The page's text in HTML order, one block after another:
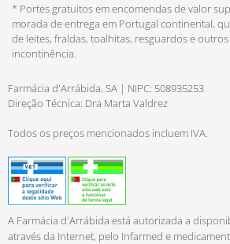
* Portes gratuitos em encomendas de valor
morada de entrega em Portugal continental,
de leites, fraldas, toalhitas, resguardos e
incontinência.
Farmácia d'Arrábida, SA | NIPC: 508935253
Direção Técnica: Dra Marta Valdrez
Todos os preços mencionados incluem IVA.
A Farmácia d'Arrábida está autorizada a
através da Internet, pelo Infarmed e